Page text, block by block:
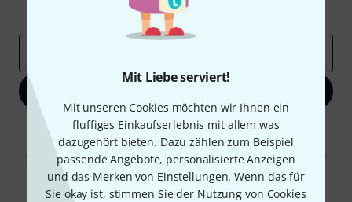
Mit Liebe serviert!
Mit unseren Cookies möchten wir Ihnen ein
fluffiges Einkaufserlebnis mit allem was
dazugehört bieten. Dazu zählen zum Beispiel
passende Angebote, personalisierte Anzeigen
und das Merken von Einstellungen. Wenn das für
Sie okay ist, stimmen Sie der Nutzung von Cookies
Inspirierende Beiträge
Deals
Mit Klick auf „Jetzt anmelden“ stimmen Sie dem Erhalt von E-Mail-
Werbung und einer Messung des E-Mail-Nutzungsverhaltens zu. Die
Abmeldung ist jederzeit möglich. Weitere Informationen finden Sie in
unserenDatenschutzhinweisen
* Pflichtfeld